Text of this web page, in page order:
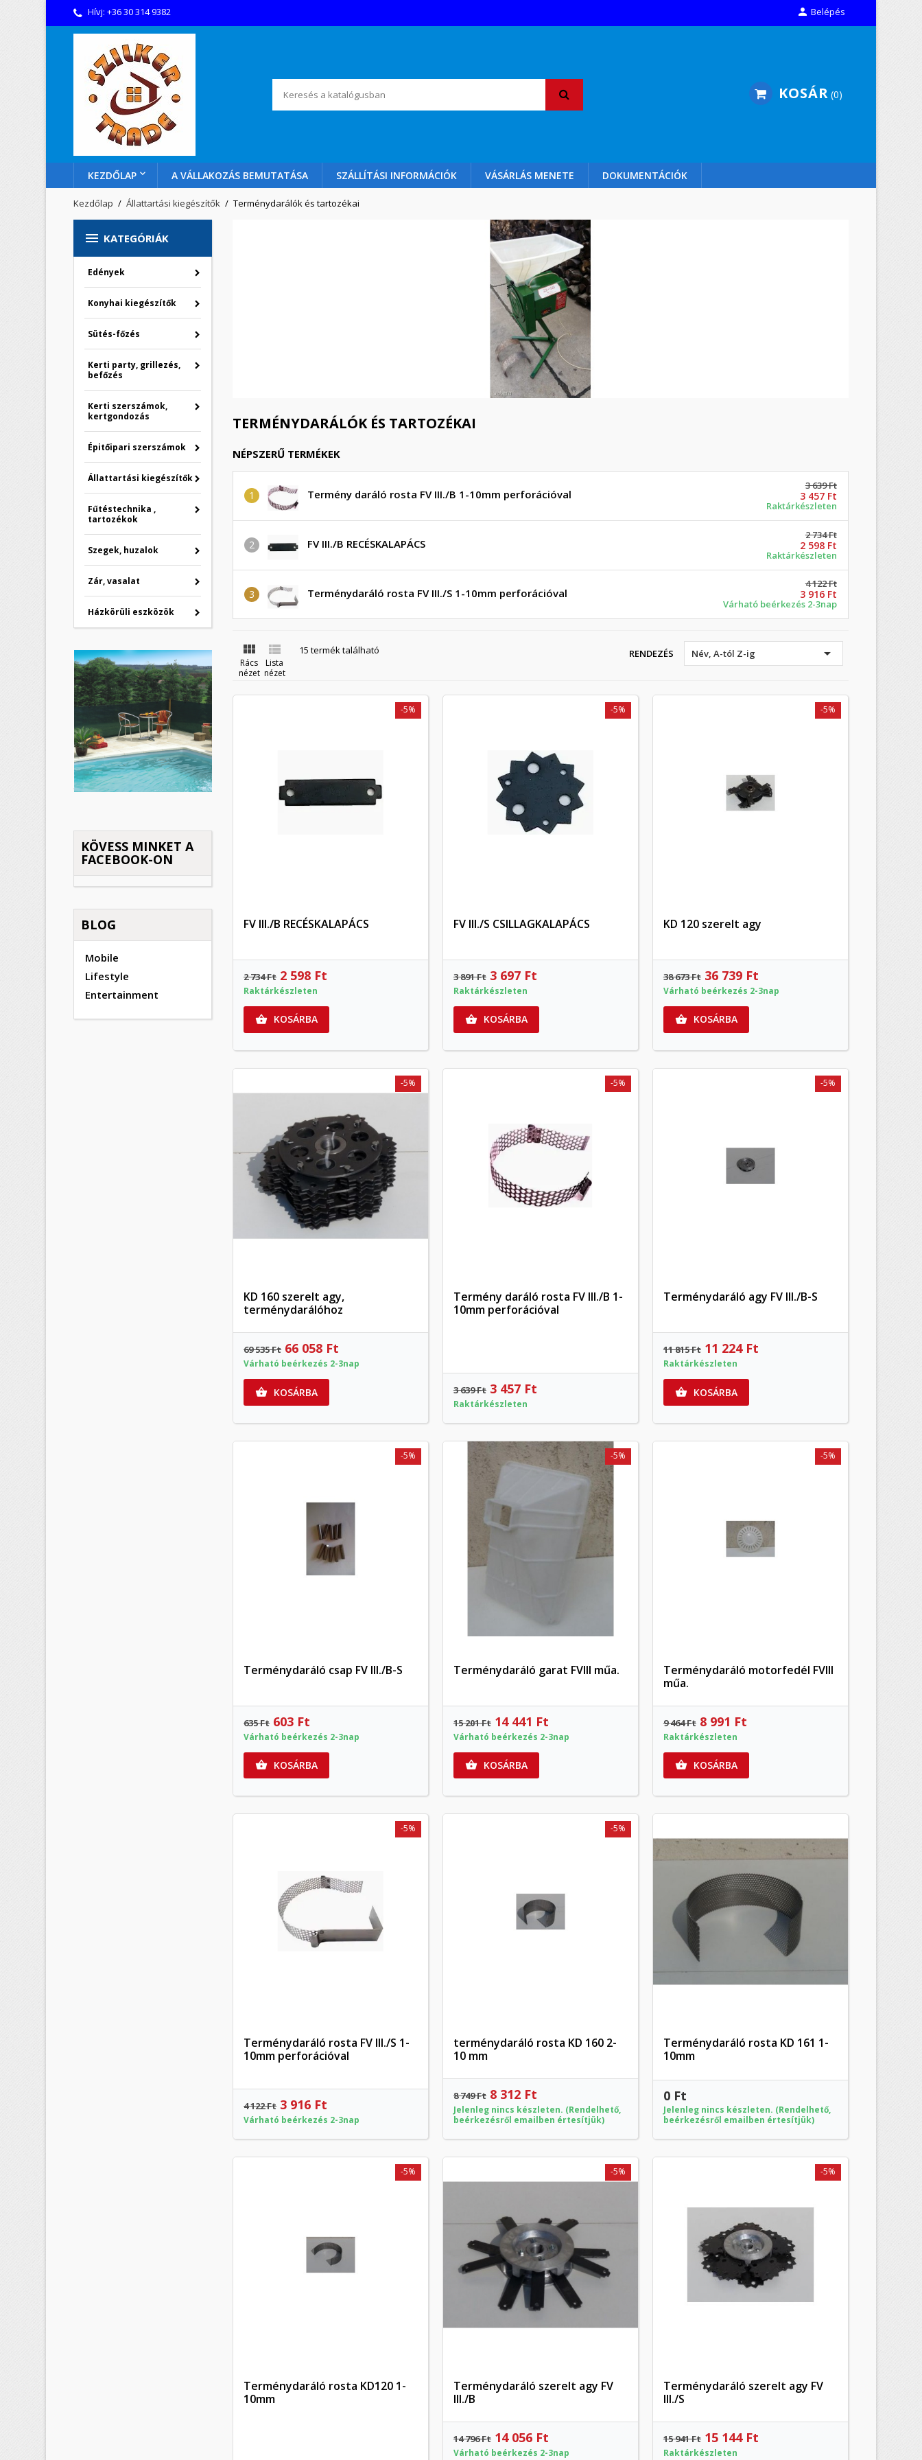
Hívj:+36 30 314 9382  Belépés
KOSÁR 0
KEZDŐLAP A VÁLLAKOZÁS BEMUTATÁSA SZÁLLÍTÁSI INFORMÁCIÓK VÁSÁRLÁS MENETE DOKUMENTÁCIÓK
Kezdőlap Állattartási kiegészítők Terménydarálók és tartozékai
 KATEGÓRIÁK
Edények
Konyhai kiegészítők
Sütés-főzés
Kerti party, grillezés,
befőzés
Kerti szerszámok,
kertgondozás
Épitőipari szerszámok
Állattartási kiegészítők
Fűtéstechnika ,
tartozékok
Szegek, huzalok
Zár, vasalat
Házkörüli eszközök
KÖVESS MINKET A
FACEBOOK-ON
BLOG
Mobile
Lifestyle
Entertainment
TERMÉNYDARÁLÓK ÉS TARTOZÉKAI
NÉPSZERŰ TERMÉKEK
Termény daráló rosta FV III./B 1-10mm perforációval
3 639 Ft
3 457 Ft
Raktárkészleten
FV III./B RECÉSKALAPÁCS
2 734 Ft
2 598 Ft
Raktárkészleten
Terménydaráló rosta FV III./S 1-10mm perforációval
4 122 Ft
3 916 Ft
Várható beérkezés 2-3nap

Rács
nézet

Lista
nézet
15 termék található RENDEZÉS Név, A-tól Z-ig 
Előnézet
FV III./B RECÉSKALAPÁCS
2 734 Ft
-5%
2 598 Ft
Raktárkészleten
 KOSÁRBA
Előnézet
FV III./S CSILLAGKALAPÁCS
3 891 Ft
-5%
3 697 Ft
Raktárkészleten
 KOSÁRBA
Előnézet
KD 120 szerelt agy
38 673 Ft
-5%
36 739 Ft
Várható beérkezés 2-3nap
 KOSÁRBA
Előnézet
KD 160 szerelt agy,
terménydarálóhoz
69 535 Ft
-5%
66 058 Ft
Várható beérkezés 2-3nap
 KOSÁRBA
Előnézet
Termény daráló rosta FV III./B 1-
10mm perforációval
3 639 Ft
-5%
3 457 Ft
Raktárkészleten
Előnézet
Terménydaráló agy FV III./B-S
11 815 Ft
-5%
11 224 Ft
Raktárkészleten
 KOSÁRBA
Előnézet
Terménydaráló csap FV III./B-S
635 Ft
-5%
603 Ft
Várható beérkezés 2-3nap
 KOSÁRBA
Előnézet
Terménydaráló garat FVIII műa.
15 201 Ft
-5%
14 441 Ft
Várható beérkezés 2-3nap
 KOSÁRBA
Előnézet
Terménydaráló motorfedél FVIII
műa.
9 464 Ft
-5%
8 991 Ft
Raktárkészleten
 KOSÁRBA
Előnézet
Terménydaráló rosta FV III./S 1-
10mm perforációval
4 122 Ft
-5%
3 916 Ft
Várható beérkezés 2-3nap
Előnézet
terménydaráló rosta KD 160 2-
10 mm
8 749 Ft
-5%
8 312 Ft
Jelenleg nincs készleten. (Rendelhető,
beérkezésről emailben értesítjük)
Előnézet
Terménydaráló rosta KD 161 1-
10mm
0 Ft
Jelenleg nincs készleten. (Rendelhető,
beérkezésről emailben értesítjük)
Előnézet
Terménydaráló rosta KD120 1-
10mm
-5%
Előnézet
Terménydaráló szerelt agy FV
III./B
14 796 Ft
-5%
14 056 Ft
Várható beérkezés 2-3nap
Előnézet
Terménydaráló szerelt agy FV
III./S
15 941 Ft
-5%
15 144 Ft
Raktárkészleten
Create new list
((modalTitle)) ×
((confirmMessage))
((cancelText)) ((modalDeleteText))
Kívánságlista létrehozása ×
Kívánságlista létrehozása
Bejelentkezés ×
Be kell jelentkezned a termékek kívánságlistába történő mentéséhez.
Mégsem Bejelentkezés